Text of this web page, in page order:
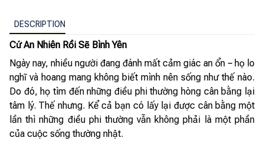
DESCRIPTION
Cứ An Nhiên Rồi Sẽ Bình Yên
Ngày nay, nhiều người đang đánh mất cảm giác an ổn − họ lo
nghĩ và hoang mang không biết mình nên sống như thế nào.
Do đó, họ tìm đến những điều phi thường hòng cân bằng lại
tâm lý. Thế nhưng. Kể cả bạn có lấy lại được cân bằng một
lần thì những điều phi thường vẫn không phải là một phần
của cuộc sống thường nhật.